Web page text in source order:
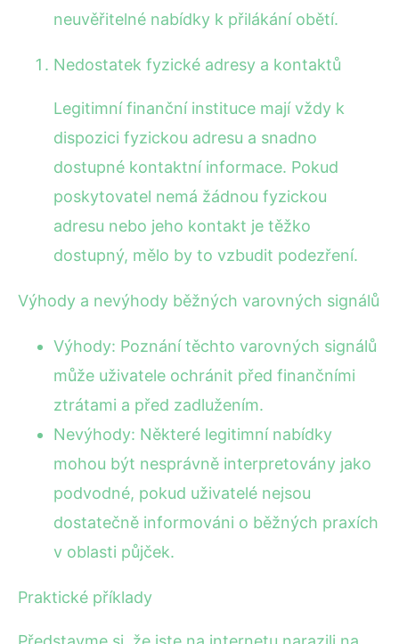
neuvěřitelné nabídky k přilákání obětí.
Nedostatek fyzické adresy a kontaktů
Legitimní finanční instituce mají vždy k
dispozici fyzickou adresu a snadno
dostupné kontaktní informace. Pokud
poskytovatel nemá žádnou fyzickou
adresu nebo jeho kontakt je těžko
dostupný, mělo by to vzbudit podezření.
Výhody a nevýhody běžných varovných signálů
Výhody: Poznání těchto varovných signálů
může uživatele ochránit před finančními
ztrátami a před zadlužením.
Nevýhody: Některé legitimní nabídky
mohou být nesprávně interpretovány jako
podvodné, pokud uživatelé nejsou
dostatečně informováni o běžných praxích
v oblasti půjček.
Praktické příklady